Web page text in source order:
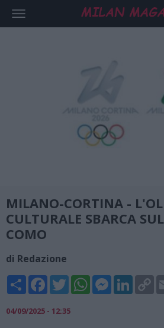
MILANO-CORTINA -
CULTURALE SBARCA
COMO
di Redazione
Share FacebookTwitterWhatsAppMessenger
04/09/2025 - 12:35